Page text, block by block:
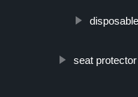
seat